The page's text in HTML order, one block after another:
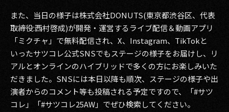
2017
2016
2015
2014
2013
また、当日の様子は株式会社DONUTS(東京都渋谷区、代表
取締役:西村啓成)が開発・運営するライブ配信＆動画アプリ
「ミクチャ」で無料配信され、X、Instagram、TikTokと
いったサツコレ公式SNSでもステージの様子をお届けし、リ
アルとオンラインのハイブリッドで多くの方にお楽しみいた
だきました。SNSには本日以降も順次、ステージの様子や出
演者からのコメント等も投稿される予定ですので、「#サツ
コレ」「#サツコレ25AW」でぜひ検索してください。